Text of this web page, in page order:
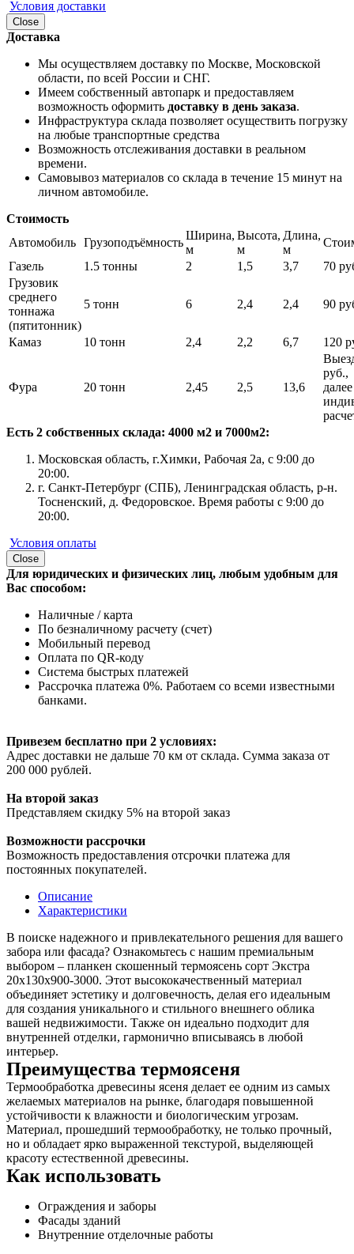
Условия доставки
Close
Доставка
Мы осуществляем доставку по Москве, Московской
области, по всей России и СНГ.
Имеем собственный автопарк и предоставляем
возможность оформить доставку в день заказа.
Инфраструктура склада позволяет осуществить погрузку
на любые транспортные средства
Возможность отслеживания доставки в реальном
времени.
Самовывоз материалов со склада в течение 15 минут на
личном автомобиле.
Стоимость
Автомобиль Грузоподъёмность
Ширина,
м
Высота,
м
Длина,
м
Газель
1.5 тонны 2 1,5 3,7
70
Грузовик
среднего
тоннажа
(пятитонник)
5 тонн 6 2,4 2,4 90
Камаз 10 тонн 2,4 2,2 6,7 120
Фура 20 тонн 2,45 2,5 13,6
руб.,
далее
Есть 2 собственных склада: 4000 м2 и 7000м2:
Московская область, г.Химки, Рабочая 2а, с 9:00 до
20:00.
г. Санкт-Петербург (СПБ), Ленинградская область, р-н.
Тосненский, д. Федоровское. Время работы с 9:00 до
20:00.
Условия оплаты
Close
Для юридических и физических лиц, любым удобным для
Вас способом:
Наличные / карта
По безналичному расчету (счет)
Мобильный перевод
Оплата по QR-коду
Система быстрых платежей
Рассрочка платежа 0%. Работаем со всеми известными
банками.
Привезем бесплатно при 2 условиях:
Адрес доставки не дальше 70 км от склада. Сумма заказа от
200 000 рублей.
На второй заказ
Представляем скидку 5% на второй заказ
Возможности рассрочки
Возможность предоставления отсрочки платежа для
постоянных покупателей.
Описание
Характеристики
В поиске надежного и привлекательного решения для вашего
забора или фасада? Ознакомьтесь с нашим премиальным
выбором – планкен скошенный термоясень сорт Экстра
20х130х900-3000. Этот высококачественный материал
объединяет эстетику и долговечность, делая его идеальным
для создания уникального и стильного внешнего облика
вашей недвижимости. Также он идеально подходит для
внутренней отделки, гармонично вписываясь в любой
интерьер.
Преимущества термоясеня
Термообработка древесины ясеня делает ее одним из самых
желаемых материалов на рынке, благодаря повышенной
устойчивости к влажности и биологическим угрозам.
Материал, прошедший термообработку, не только прочный,
но и обладает ярко выраженной текстурой, выделяющей
красоту естественной древесины.
Как использовать
Ограждения и заборы
Фасады зданий
Внутренние отделочные работы